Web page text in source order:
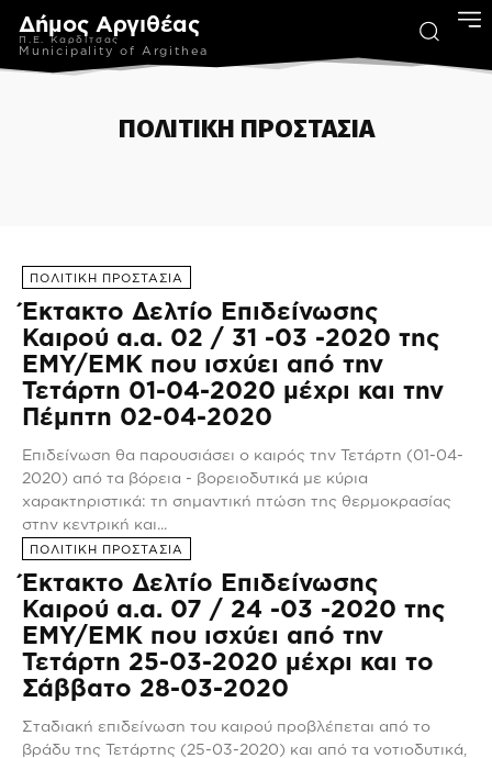
Δήμος Αργιθέας
Π.Ε. Καρδίτσας
Municipality of Argithea
ΠΟΛΙΤΙΚΗ ΠΡΟΣΤΑΣΙΑ
ΠΟΛΙΤΙΚΗ ΠΡΟΣΤΑΣΙΑ
Έκτακτο Δελτίο Επιδείνωσης
Καιρού α.α. 02 / 31 -03 -2020 της
ΕΜΥ/ΕΜΚ που ισχύει από την
Τετάρτη 01-04-2020 μέχρι και την
Πέμπτη 02-04-2020
Επιδείνωση θα παρουσιάσει ο καιρός την Τετάρτη (01-04-
2020) από τα βόρεια - βορειοδυτικά με κύρια
χαρακτηριστικά: τη σημαντική πτώση της θερμοκρασίας
στην κεντρική και...
ΠΟΛΙΤΙΚΗ ΠΡΟΣΤΑΣΙΑ
Έκτακτο Δελτίο Επιδείνωσης
Καιρού α.α. 07 / 24 -03 -2020 της
ΕΜΥ/ΕΜΚ που ισχύει από την
Τετάρτη 25-03-2020 μέχρι και το
Σάββατο 28-03-2020
Σταδιακή επιδείνωση του καιρού προβλέπεται από το
βράδυ της Τετάρτης (25-03-2020) και από τα νοτιοδυτικά,